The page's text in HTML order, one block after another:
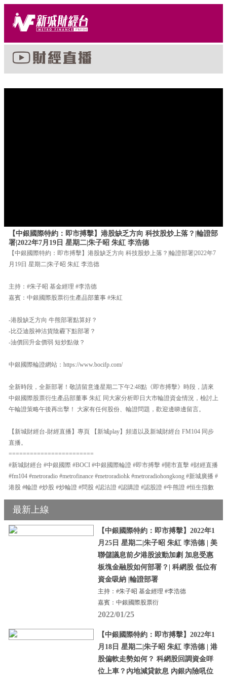
【中銀國際特約：即市搏擊】港股缺乏方向 科技股炒上落？|輪證部
署|2022年7月19日 星期二|朱子昭 朱紅 李浩德
【中銀國際特約：即市搏擊】港股缺乏方向 科技股炒上落？|輪證部署|2022年7
月19日 星期二|朱子昭 朱紅 李浩德
主持：#朱子昭 基金經理 #李浩德
嘉賓：中銀國際股票衍生產品部董事 #朱紅
-港股缺乏方向 牛熊部署點算好？
-比亞迪股神沽貨陰霾下點部署？
-油價回升金價弱 短炒點做？
中銀國際輪證網站：https://www.bocifp.com/
全新時段，全新部署！敬請留意逢星期二下午2:48點《即市搏擊》時段，請來
中銀國際股票衍生產品部董事 朱紅 同大家分析即日大市輪證資金情況，檢討上
午輪證策略午後再出擊！ 大家有任何股份、輪證問題，歡迎邊睇邊留言。
【新城財經台-財經直播】專頁 【新城play】頻道以及新城財經台 FM104 同步
直播。
========================
#新城財經台 #中銀國際 #BOCI #中銀國際輪證 #即市搏擊 #開市直擊 #財經直播
#fm104 #metroradio #metrofinance #metroradiohk #metroradiohongkong #新城廣播 #
港股 #輪證 #炒股 #炒輪證 #問股 #認沽證 #認購證 #認股證 #牛熊證 #恒生指數
最新上線
【中銀國際特約：即市搏擊】2022年1
月25日 星期二|朱子昭 朱紅 李浩德 | 美
聯儲議息前夕港股波動加劇 加息受惠
板塊金融股如何部署？| 科網股 低位有
資金吸納 |輪證部署
主持：#朱子昭 基金經理 #李浩德
嘉賓：中銀國際股票衍
2022/01/25
【中銀國際特約：即市搏擊】2022年1
月18日 星期二|朱子昭 朱紅 李浩德 | 港
股偏軟走勢如何？ 科網股回調資金咩
位上車？內地減貸款息 內銀內險吼位